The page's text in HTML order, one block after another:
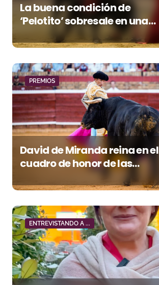
La buena condición de
‘Pelotito’ sobresale en una
noche gris en Las Ventas
PREMIOS
David de Miranda reina en el
cuadro de honor de las
Colombinas 2026
ENTREVISTANDO A ...